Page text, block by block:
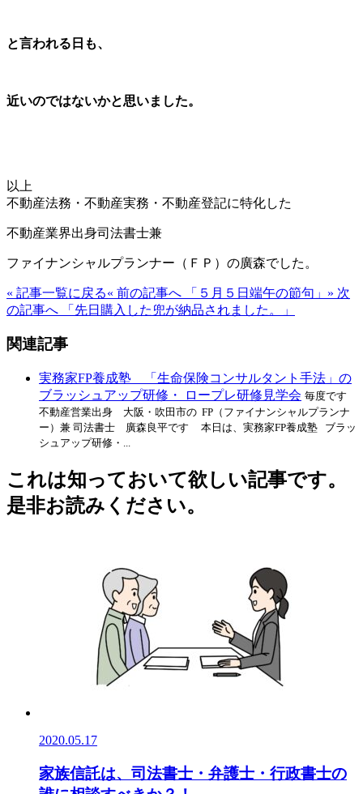
と言われる日も、
近いのではないかと思いました。
以上
不動産法務・不動産実務・不動産登記に特化した
不動産業界出身司法書士兼
ファイナンシャルプランナー（ＦＰ）の廣森でした。
« 記事一覧に戻る« 前の記事へ 「５月５日端午の節句」 » 次
の記事へ 「先日購入した兜が納品されました。」
関連記事
実務家FP養成塾 「生命保険コンサルタント手法」の
ブラッシュアップ研修・ ロープレ研修見学会 毎度です
不動産営業出身 大阪・吹田市の FP（ファイナンシャルプランナ
ー）兼 司法書士 廣森良平です 本日は、実務家FP養成塾 ブラッ
シュアップ研修・...
これは知っておいて欲しい記事です。
是非お読みください。
2020.05.17
家族信託は、司法書士・弁護士・行政書士の